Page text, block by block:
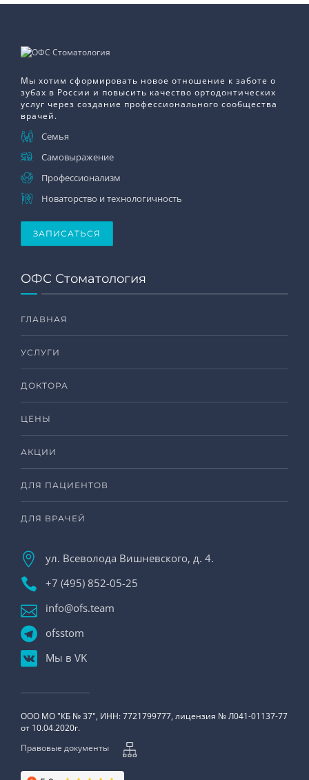
Мы хотим сформировать новое отношение к заботе о
зубах в России и повысить качество ортодонтических
услуг через создание профессионального сообщества
врачей.
Семья
Самовыражение
Профессионализм
Новаторство и технологичность
ЗАПИСАТЬСЯ
ОФС Стоматология
ГЛАВНАЯ
УСЛУГИ
ДОКТОРА
ЦЕНЫ
АКЦИИ
ДЛЯ ПАЦИЕНТОВ
ДЛЯ ВРАЧЕЙ
ул. Всеволода Вишневского, д. 4.
+7 (495) 852-05-25
info@ofs.team
ofsstom
Мы в VK
ООО МО "КБ № 37", ИНН: 7721799777, лицензия № Л041-01137-77
от 10.04.2020г.
Правовые документы